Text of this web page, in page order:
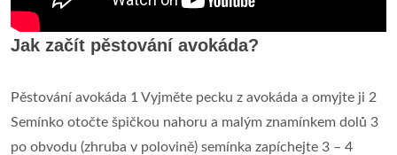
Jak začít pěstování avokáda?
Pěstování avokáda 1 Vyjměte pecku z avokáda a omyjte ji 2
Semínko otočte špičkou nahoru a malým znamínkem dolů 3
po obvodu (zhruba v polovině) semínka zapíchejte 3 – 4